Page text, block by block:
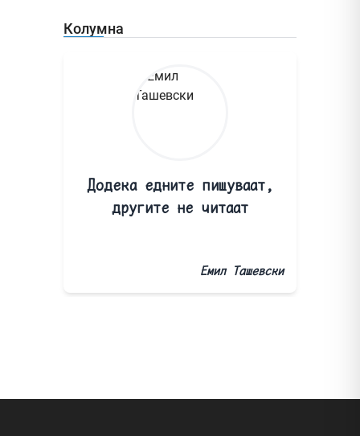
Колумна
Додека едните пишуваат,
другите не читаат
Емил Ташевски